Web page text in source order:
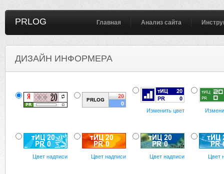
PRLOG Главная Анализ сайта
ДИЗАЙН ИНФОРМЕРА
Изменить цвет
Цвет надписи Цвет надписи Цвет надписи Цвет